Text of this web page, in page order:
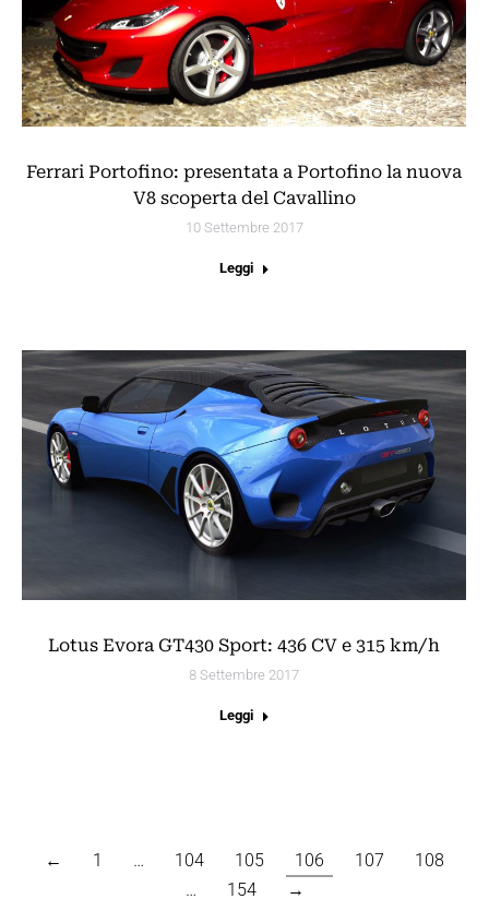
Ferrari Portofino: presentata a Portofino la nuova
V8 scoperta del Cavallino
10 Settembre 2017
Leggi
Lotus Evora GT430 Sport: 436 CV e 315 km/h
8 Settembre 2017
Leggi
← 1 … 104 105 106 107
108
…
154 →